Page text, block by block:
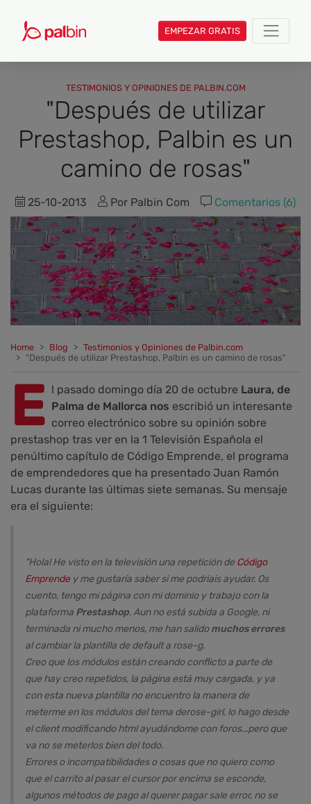
EMPEZAR GRATIS
TESTIMONIOS Y OPINIONES DE PALBIN.COM
"Después de utilizar
Prestashop, Palbin es un
camino de rosas"
25-10-2013 Por Palbin Com Comentarios (6)
Home Blog
Testimonios y Opiniones de Palbin.com
"Después de utilizar Prestashop, Palbin es un camino de rosas"
E l pasado domingo día 20 de octubre Laura, de
Palma de Mallorca nos escribió un interesante
correo electrónico sobre su opinión sobre
prestashop tras ver en la 1 Televisión Española el
penúltimo capítulo de Código Emprende, el programa
de emprendedores que ha presentado Juan Ramón
Lucas durante las últimas siete semanas. Su mensaje
era el siguiente:
"Hola! He visto en la televisión una repetición de Código
Emprendey me gustaría saber si me podríais ayudar. Os
cuento, tengo mi página con mi dominio y trabajo con la
plataforma Prestashop. Aun no está subida a Google, ni
terminada ni mucho menos, me han salidomuchos errores
al cambiar la plantilla de default a rose-g.
Creo que los módulos están creando conflicto a parte de
que hay creo repetidos, la página está muy cargada, y ya
con esta nueva plantilla no encuentro la manera de
meterme en los módulos del tema derose-girl, lo hago desde
elclientmodificando html ayudándome con foros...pero que
va no se meterlos bien del todo.
Errores o incompatibilidades o cosas que no quiero como
que el carrito al pasar el cursor por encima se esconde,
algunos métodos de pago al querer pagar sale error, no se